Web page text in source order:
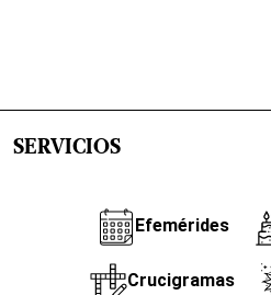
SERVICIOS
Efemérides
Crucigramas